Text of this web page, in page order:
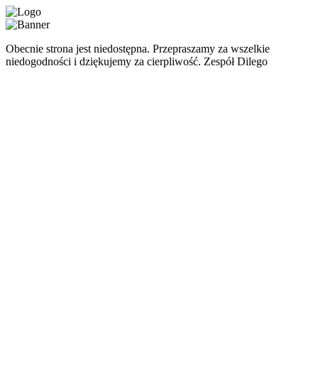
Obecnie strona jest niedostępna. Przepraszamy za wszelkie
niedogodności i dziękujemy za cierpliwość. Zespół Dilego